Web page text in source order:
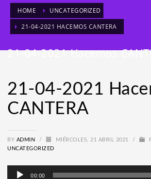
HOME
UNCATEGORIZED
21-04-2021 HACEMOS CANTERA
21-04-2021 Hacemos
21-04-2021
CANTERA
BY ADMIN / MIÉRCOLES, 21 ABRIL 2021 /
UNCATEGORIZED
Reproductor
00:00